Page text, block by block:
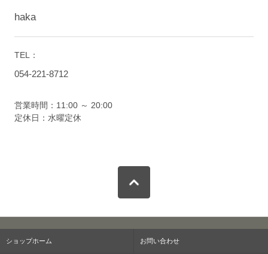
haka
TEL：
054-221-8712
営業時間：11:00 ～ 20:00
定休日：水曜定休
ショップホーム お問い合わせ